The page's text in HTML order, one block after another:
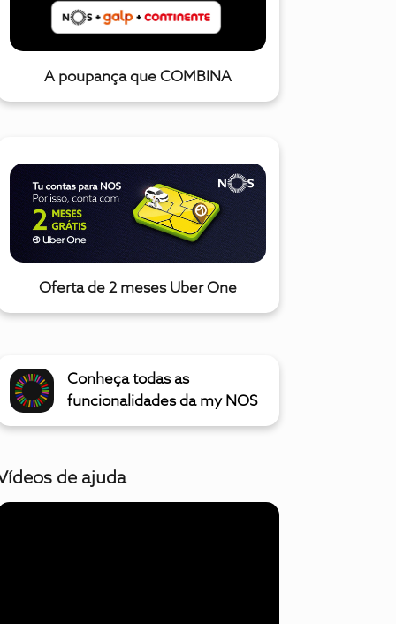
A poupança que COMBINA
Oferta de 2 meses Uber One
Conheça todas as
funcionalidades da my NOS
de ajuda